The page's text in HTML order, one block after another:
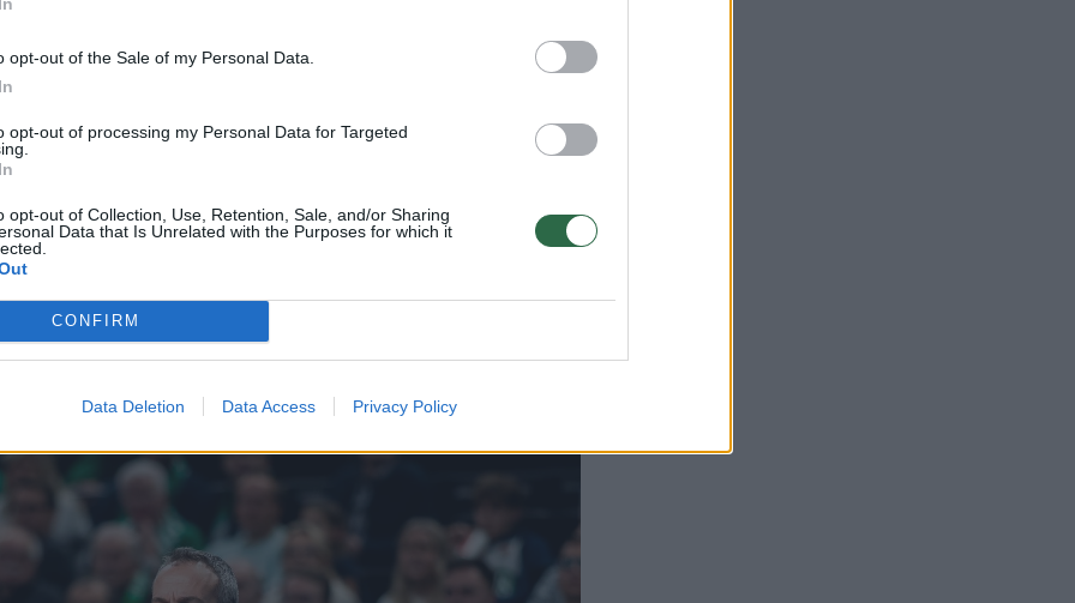
opt-out of the Sale of my Personal Data.
opt-out of processing my Personal Data for Targeted
opt-out of Collection, Use, Retention, Sale, and/or Sharing
Data that Is Unrelated with the Purposes for which it
CONFIRM
Data Deletion Data Access Privacy Policy
sprendimo „Maccabi“ į Tel Avivą turėtų
konferencijos laiko. Bet galiu pasakyti – tai
net apie tai pagalvoti. Per šį laikotarpį turėjome
įmanomais būdais kuo geriau reprezentuoti
tuo metu komandos lyderiu buvusį Roką